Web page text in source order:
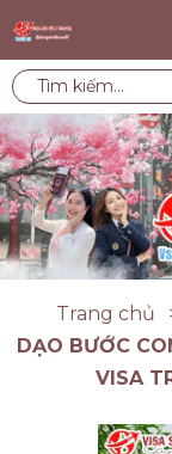
Trang chủ
DẠO BƯỚC
VISA